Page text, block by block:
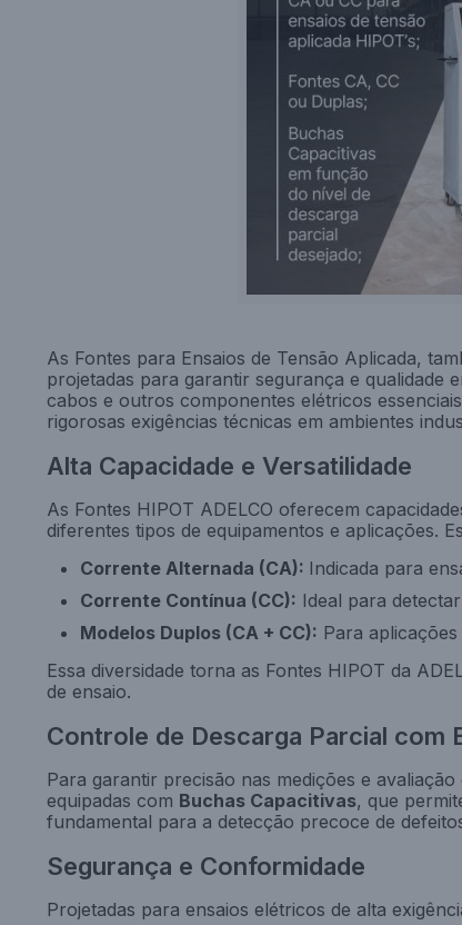
As Fontes para Ensaios de Tensão Aplicada,
projetadas para garantir segurança e qualidade
cabos e outros componentes elétricos
rigorosas exigências técnicas em ambientes
Alta Capacidade e Versatilidade
As Fontes HIPOT ADELCO oferecem
diferentes tipos de equipamentos e aplicações.
Corrente Alternada (CA): Indicada para
Corrente Contínua (CC): Ideal para
Modelos Duplos (CA + CC): Para
Essa diversidade torna as Fontes HIPOT da
de ensaio.
Controle de Descarga Parcial com
Para garantir precisão nas medições e
equipadas com Buchas Capacitivas, que
fundamental para a detecção precoce de
Segurança e Conformidade
Projetadas para ensaios elétricos de alta